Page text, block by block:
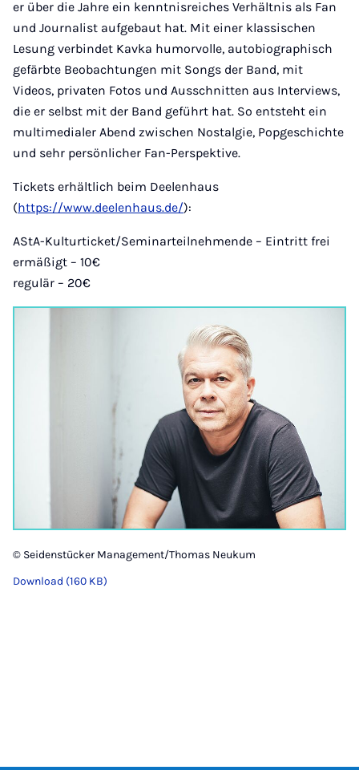
er über die Jahre ein kenntnisreiches Verhältnis als Fan
und Journalist aufgebaut hat. Mit einer klassischen
Lesung verbindet Kavka humorvolle, autobiographisch
gefärbte Beobachtungen mit Songs der Band, mit
Videos, privaten Fotos und Ausschnitten aus Interviews,
die er selbst mit der Band geführt hat. So entsteht ein
multimedialer Abend zwischen Nostalgie, Popgeschichte
und sehr persönlicher Fan-Perspektive.
Tickets erhältlich beim Deelenhaus
(https://www.deelenhaus.de/):
AStA-Kulturticket/Seminarteilnehmende – Eintritt frei
ermäßigt – 10€
regulär – 20€
© Seidenstücker Management/Thomas Neukum
Download (160 KB)